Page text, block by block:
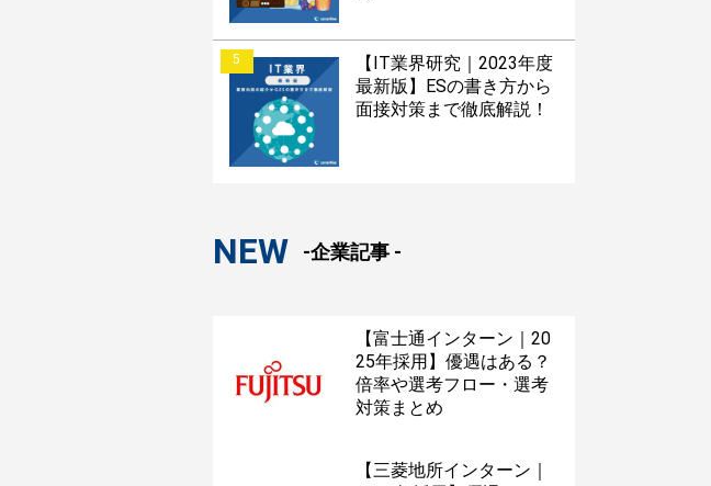
5
【IT業界研究｜2023年度
最新版】ESの書き方から
面接対策まで徹底解説！
NEW -企業記事 -
【富士通インターン｜20
25年採用】優遇はある？
倍率や選考フロー・選考
対策まとめ
【三菱地所インターン｜